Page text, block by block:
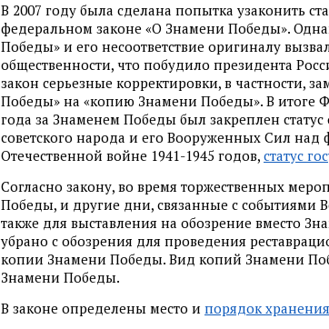
В 2007 году была сделана попытка узаконить
федеральном законе «О Знамени Победы».
Победы» и его несоответствие оригиналу
общественности, что побудило президента
закон серьезные корректировки, в частности,
Победы» на «копию Знамени Победы». В итоге
года за Знаменем Победы был закреплен
советского народа и его Вооруженных Сил
Отечественной войне 1941-1945 годов, статус
Согласно закону, во время торжественных
Победы, и другие дни, связанные с событиями
также для выставления на обозрение вместо
убрано с обозрения для проведения
копии Знамени Победы. Вид копий Знамени
Знамени Победы.
В законе определены место и порядок